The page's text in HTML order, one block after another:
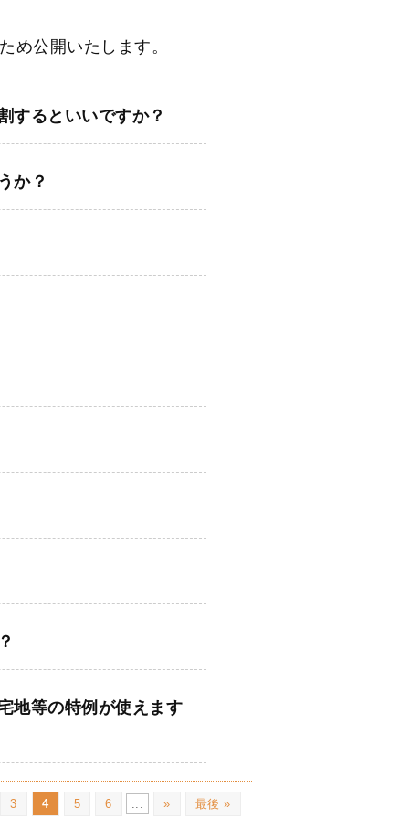
め公開いたします。
するといいですか？
か？
地等の特例が使えます
3 4 5 6 » 最後 »